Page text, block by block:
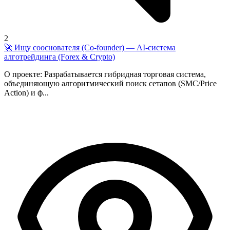
2
🚀 Ищу сооснователя (Co-founder) — AI-система
алготрейдинга (Forex & Crypto)
О проекте: Разрабатывается гибридная торговая система,
объединяющую алгоритмический поиск сетапов (SMC/Price
Action) и ф...